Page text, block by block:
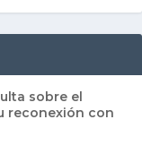
sobre el
reconexión con